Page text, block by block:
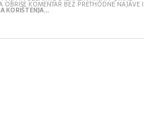
KOMENTAR BEZ PRETHODNE NAJAVE I
KORIŠTENJA...